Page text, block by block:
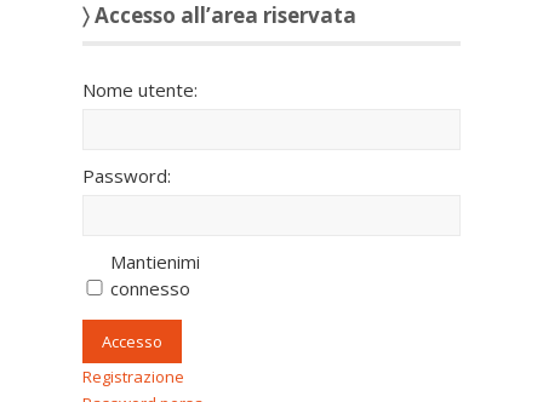
〉 Accesso all’area riservata
Nome utente:
Password:
Mantienimi
connesso
Accesso
Registrazione